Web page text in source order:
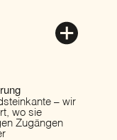
– wir
wo sie
Zugängen